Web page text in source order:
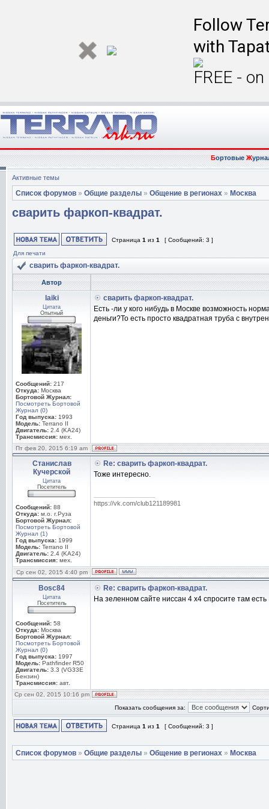
Follow
with
FREE -
БортовыеЖ
Активные темы
Список форумов » Общие разделы » Общение в регионах » Москва
сварить фаркоп-квадрат.
Страница 1 из 1
[ Сообщений: 3 ]
Для печати
сварить фаркоп-квадрат.
Автор
laiki
Цитата
Опытный
Сообщений: 217
Откуда: Москва
Бортовой Журнал:
Посмотреть Бортовой
Журнал (0)
Год выпуска: 1993
Модель: Terrano II
Двигатель: 2.4 (KA24)
Трансмиссия: мех.
сварить фаркоп-квадрат.
Есть -ли у кого нибудь в Москве возможность
деньги?То есть просто квадратная труба с
Пт фев 20, 2015 6:19 am
Станислав
Кучерской
Цитата
Посетитель
Сообщений: 88
Откуда: м.о. г.Руза
Бортовой Журнал:
Посмотреть Бортовой
Журнал (1)
Год выпуска: 1999
Модель: Terrano II
Двигатель: 2.4 (KA24)
Трансмиссия: мех.
Re: сварить фаркоп-квадрат.
Тоже интересно.
https://vk.com/club121189981
Ср сен 02, 2015 4:40 pm
Bosc84
Цитата
Посетитель
Сообщений: 58
Откуда: Москва
Бортовой Журнал:
Посмотреть Бортовой
Журнал (0)
Год выпуска: 1997
Модель: Pathfinder R50
Двигатель: 3.3 (VG33E
Бензин)
Трансмиссия: авт.
Re: сварить фаркоп-квадрат.
На зеленном сайте ниссан 4 х4 спросите там
Ср сен 02, 2015 10:16 pm
Показать сообщения за:
Страница 1 из 1 [ Сообщений: 3 ]
Список форумов » Общие разделы » Общение в регионах » Москва